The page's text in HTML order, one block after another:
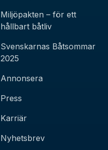
Miljöpakten – för ett
hållbart båtliv
Svenskarnas Båtsommar
2025
Annonsera
Press
Karriär
Nyhetsbrev